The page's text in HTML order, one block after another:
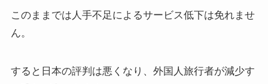
このままでは人手不足によるサービス低下は免れませ
ん。
すると日本の評判は悪くなり、外国人旅行者が減少す